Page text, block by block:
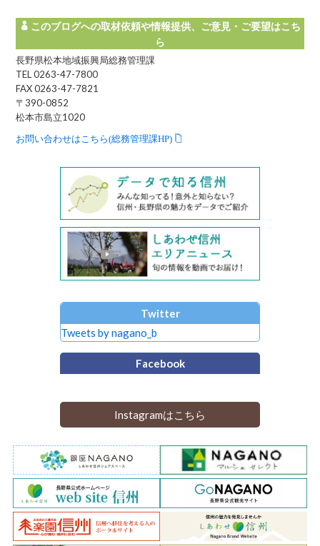
このブログへの取材依頼や情報提供、ご意見・ご要望はこち
ら
長野県松本地域振興局総務管理課
TEL 0263-47-7800
FAX 0263-47-7821
〒390-0852
松本市島立1020
お問い合わせはこちら(総務管理課HP)
Twitter
Tweets by nagano_b
Facebook
Instagramはこちら